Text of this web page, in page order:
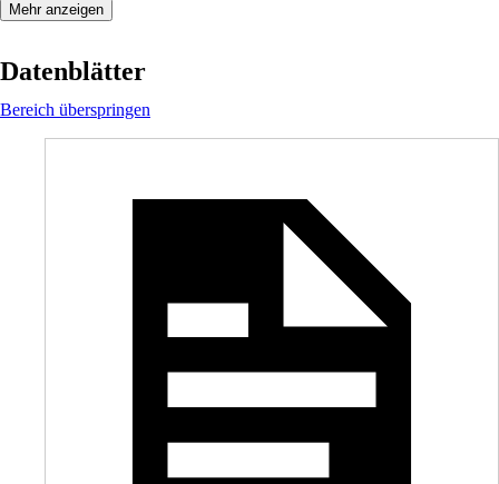
Mehr anzeigen
Datenblätter
Bereich überspringen